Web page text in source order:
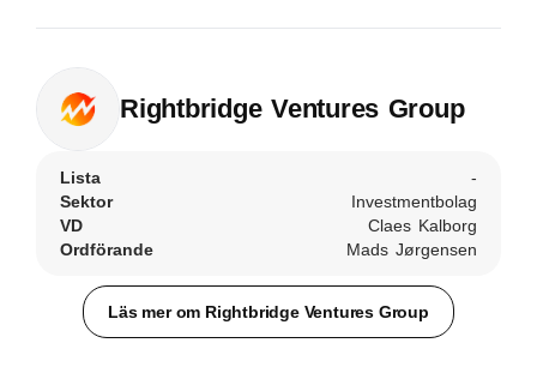
Rightbridge Ventures Group
Lista
-
Sektor
Investmentbolag
VD
Claes Kalborg
Ordförande
Mads Jørgensen
Läs mer om Rightbridge Ventures Group